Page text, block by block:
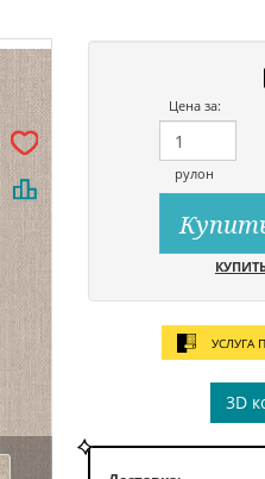
Цена за:
рулон
УСЛУГА
3D